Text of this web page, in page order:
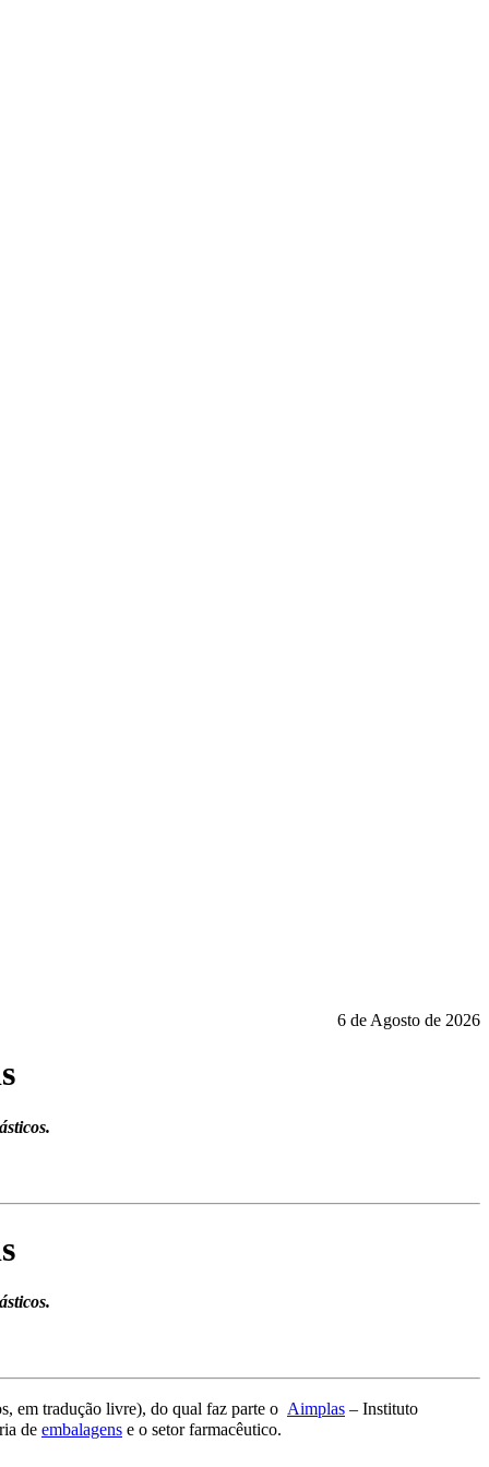
6 de Agosto de 2026
em tradução livre), do qual faz parte o Aimplas – Instituto
de embalagens e o setor farmacêutico.